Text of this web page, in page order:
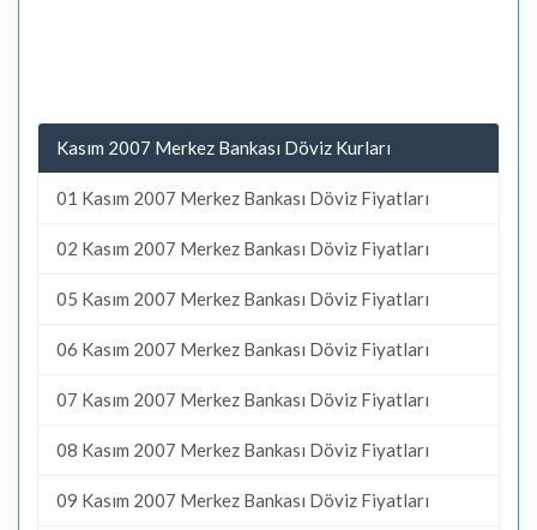
Kasım 2007 Merkez Bankası Döviz Kurları
01 Kasım 2007 Merkez Bankası Döviz Fiyatları
02 Kasım 2007 Merkez Bankası Döviz Fiyatları
05 Kasım 2007 Merkez Bankası Döviz Fiyatları
06 Kasım 2007 Merkez Bankası Döviz Fiyatları
07 Kasım 2007 Merkez Bankası Döviz Fiyatları
08 Kasım 2007 Merkez Bankası Döviz Fiyatları
09 Kasım 2007 Merkez Bankası Döviz Fiyatları